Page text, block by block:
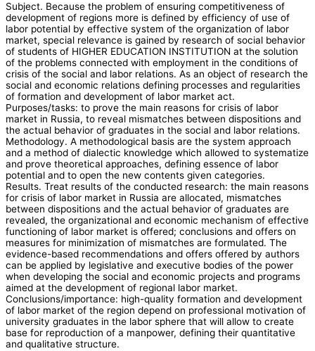
Subject. Because the problem of ensuring competitiveness of
development of regions more is defined by efficiency of use of
labor potential by effective system of the organization of labor
market, special relevance is gained by research of social behavior
of students of HIGHER EDUCATION INSTITUTION at the solution
of the problems connected with employment in the conditions of
crisis of the social and labor relations. As an object of research the
social and economic relations defining processes and regularities
of formation and development of labor market act.
Purposes/tasks: to prove the main reasons for crisis of labor
market in Russia, to reveal mismatches between dispositions and
the actual behavior of graduates in the social and labor relations.
Methodology. A methodological basis are the system approach
and a method of dialectic knowledge which allowed to systematize
and prove theoretical approaches, defining essence of labor
potential and to open the new contents given categories.
Results. Treat results of the conducted research: the main reasons
for crisis of labor market in Russia are allocated, mismatches
between dispositions and the actual behavior of graduates are
revealed, the organizational and economic mechanism of effective
functioning of labor market is offered; conclusions and offers on
measures for minimization of mismatches are formulated. The
evidence-based recommendations and offers offered by authors
can be applied by legislative and executive bodies of the power
when developing the social and economic projects and programs
aimed at the development of regional labor market.
Conclusions/importance: high-quality formation and development
of labor market of the region depend on professional motivation of
university graduates in the labor sphere that will allow to create
base for reproduction of a manpower, defining their quantitative
and qualitative structure.